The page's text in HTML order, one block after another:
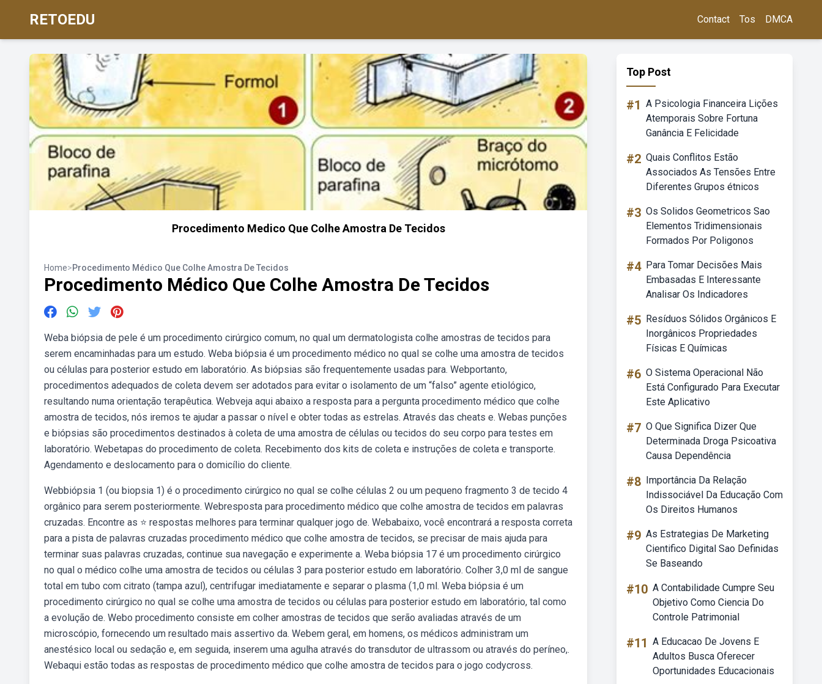
RETOEDU Contact Tos DMCA
Procedimento Medico Que Colhe Amostra De Tecidos
Home>Procedimento Médico Que Colhe Amostra De Tecidos
Procedimento Médico Que Colhe Amostra De Tecidos
Weba biópsia de pele é um procedimento cirúrgico comum, no qual um dermatologista colhe amostras de tecidos para
serem encaminhadas para um estudo. Weba biópsia é um procedimento médico no qual se colhe uma amostra de tecidos
ou células para posterior estudo em laboratório. As biópsias são frequentemente usadas para. Webportanto,
procedimentos adequados de coleta devem ser adotados para evitar o isolamento de um “falso” agente etiológico,
resultando numa orientação terapêutica. Webveja aqui abaixo a resposta para a pergunta procedimento médico que colhe
amostra de tecidos, nós iremos te ajudar a passar o nível e obter todas as estrelas. Através das cheats e. Webas punções
e biópsias são procedimentos destinados à coleta de uma amostra de células ou tecidos do seu corpo para testes em
laboratório. Webetapas do procedimento de coleta. Recebimento dos kits de coleta e instruções de coleta e transporte.
Agendamento e deslocamento para o domicílio do cliente.
Webbiópsia 1 (ou biopsia 1) é o procedimento cirúrgico no qual se colhe células 2 ou um pequeno fragmento 3 de tecido 4
orgânico para serem posteriormente. Webresposta para procedimento médico que colhe amostra de tecidos em palavras
cruzadas. Encontre as ⭐ respostas melhores para terminar qualquer jogo de. Webabaixo, você encontrará a resposta correta
para a pista de palavras cruzadas procedimento médico que colhe amostra de tecidos, se precisar de mais ajuda para
terminar suas palavras cruzadas, continue sua navegação e experimente a. Weba biópsia 17 é um procedimento cirúrgico
no qual o médico colhe uma amostra de tecidos ou células 3 para posterior estudo em laboratório. Colher 3,0 ml de sangue
total em tubo com citrato (tampa azul), centrifugar imediatamente e separar o plasma (1,0 ml. Weba biópsia é um
procedimento cirúrgico no qual se colhe uma amostra de tecidos ou células para posterior estudo em laboratório, tal como
a evolução de. Webo procedimento consiste em colher amostras de tecidos que serão avaliadas através de um
microscópio, fornecendo um resultado mais assertivo da. Webem geral, em homens, os médicos administram um
anestésico local ou sedação e, em seguida, inserem uma agulha através do transdutor de ultrassom ou através do períneo,.
Webaqui estão todas as respostas de procedimento médico que colhe amostra de tecidos para o jogo codycross.
Top Post
#1 A Psicologia Financeira Lições
Atemporais Sobre Fortuna
Ganância E Felicidade
#2 Quais Conflitos Estão
Associados As Tensões Entre
Diferentes Grupos étnicos
#3 Os Solidos Geometricos Sao
Elementos Tridimensionais
Formados Por Poligonos
#4 Para Tomar Decisões Mais
Embasadas E Interessante
Analisar Os Indicadores
#5 Resíduos Sólidos Orgânicos E
Inorgânicos Propriedades
Físicas E Químicas
#6 O Sistema Operacional Não
Está Configurado Para Executar
Este Aplicativo
#7 O Que Significa Dizer Que
Determinada Droga Psicoativa
Causa Dependência
#8 Importância Da Relação
Indissociável Da Educação Com
Os Direitos Humanos
#9 As Estrategias De Marketing
Cientifico Digital Sao Definidas
Se Baseando
#10 A Contabilidade Cumpre Seu
Objetivo Como Ciencia Do
Controle Patrimonial
#11 A Educacao De Jovens E
Adultos Busca Oferecer
Oportunidades Educacionais